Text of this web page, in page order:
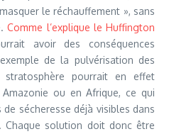
le réchauffement », sans
Comme l’explique le Huffington
avoir des conséquences
de la pulvérisation des
pourrait en effet
ou en Afrique, ce qui
sécheresse déjà visibles dans
Chaque solution doit donc être